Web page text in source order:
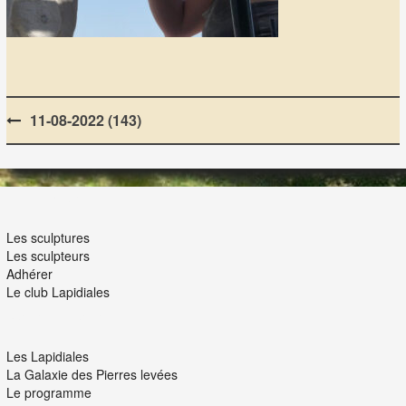
Post
navigation
11-08-2022 (143)
Les sculptures
Les sculpteurs
Adhérer
Le club Lapidiales
Les Lapidiales
La Galaxie des Pierres levées
Le programme